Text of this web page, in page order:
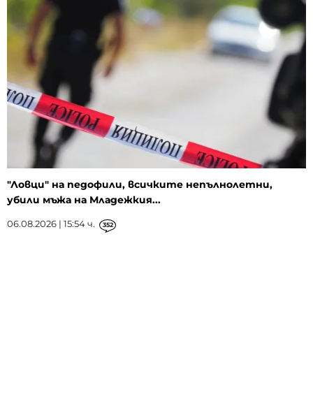
"Ловци" на педофили, всичките непълнолетни,
убили мъжа на Младежкия...
06.08.2026 | 15:54 ч. 352